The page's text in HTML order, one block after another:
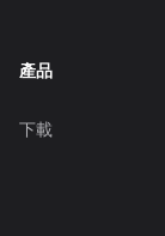
產品
下載